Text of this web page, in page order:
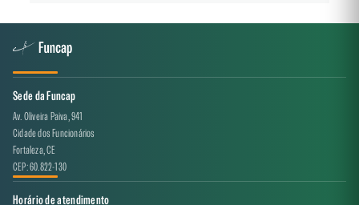
Sede da Funcap
Av. Oliveira Paiva, 941
Cidade dos Funcionários
Fortaleza, CE
CEP: 60.822-130
Horário de atendimento